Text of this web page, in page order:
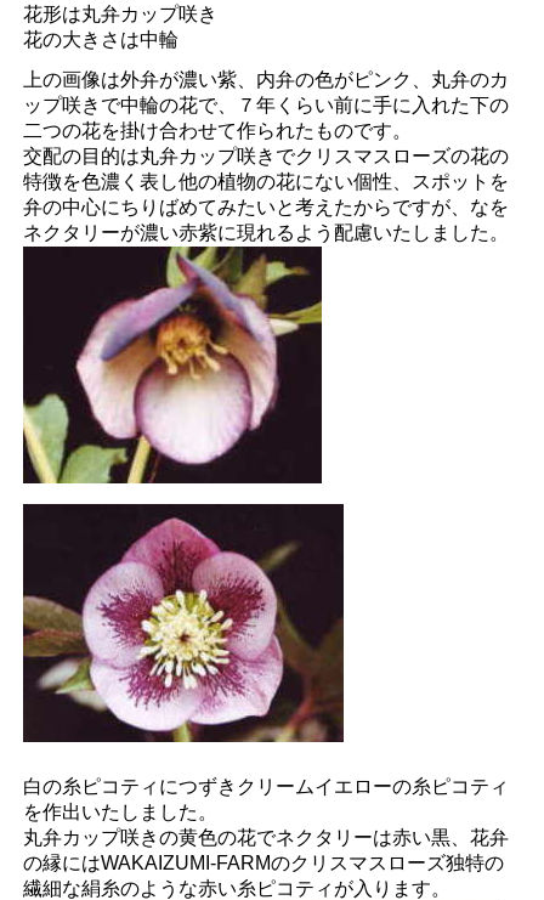
花形は丸弁カップ咲き
花の大きさは中輪
上の画像は外弁が濃い紫、内弁の色がピンク、丸弁のカ
ップ咲きで中輪の花で、７年くらい前に手に入れた下の
二つの花を掛け合わせて作られたものです。
交配の目的は丸弁カップ咲きでクリスマスローズの花の
特徴を色濃く表し他の植物の花にない個性、スポットを
弁の中心にちりばめてみたいと考えたからですが、なを
ネクタリーが濃い赤紫に現れるよう配慮いたしました。
白の糸ピコティにつずきクリームイエローの糸ピコティ
を作出いたしました。
丸弁カップ咲きの黄色の花でネクタリーは赤い黒、花弁
の縁にはWAKAIZUMI-FARMのクリスマスローズ独特の
繊細な絹糸のような赤い糸ピコティが入ります。